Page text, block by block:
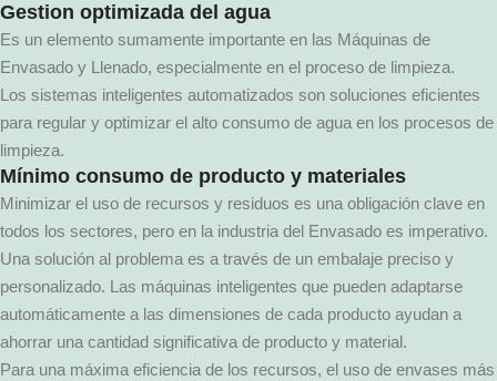
Gestion optimizada del agua
Es un elemento sumamente importante en las Máquinas de
Envasado y Llenado, especialmente en el proceso de limpieza.
Los sistemas inteligentes automatizados son soluciones eficientes
para regular y optimizar el alto consumo de agua en los procesos de
limpieza.
Mínimo consumo de producto y materiales
Minimizar el uso de recursos y residuos es una obligación clave en
todos los sectores, pero en la industria del Envasado es imperativo.
Una solución al problema es a través de un embalaje preciso y
personalizado. Las máquinas inteligentes que pueden adaptarse
automáticamente a las dimensiones de cada producto ayudan a
ahorrar una cantidad significativa de producto y material.
Para una máxima eficiencia de los recursos, el uso de envases más